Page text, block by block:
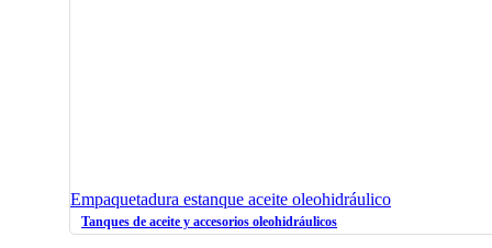
Empaquetadura estanque aceite oleohidráulico
Tanques de aceite y accesorios oleohidráulicos